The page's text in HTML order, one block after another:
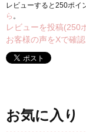
レビューすると250ポイ
ら 。
レビューを投稿(250
お客様の声をXで確認
お気に入り